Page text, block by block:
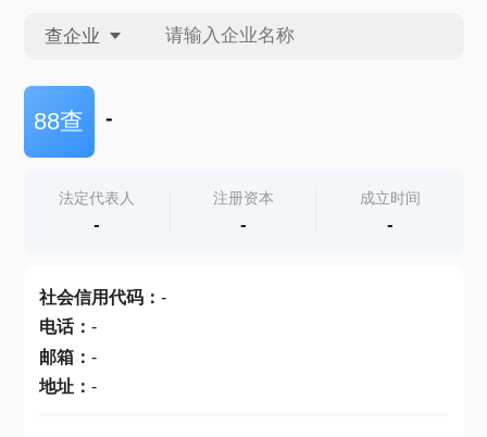
查企业
查企业
查产地
88查 -
法定代表人
-
注册资本
-
成立时间
-
社会信用代码： -
电话： -
邮箱： -
地址： -